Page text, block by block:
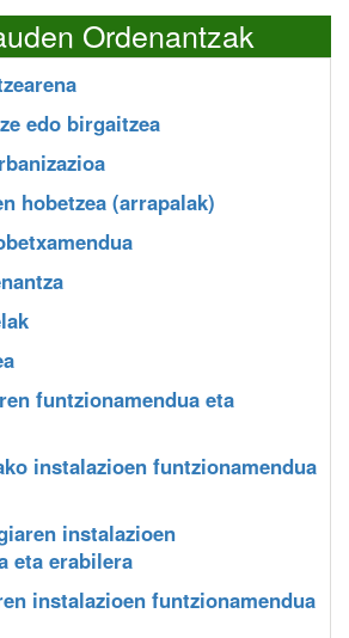
Ordenantzak
edo birgaitzea
hobetzea (arrapalak)
funtzionamendua eta
instalazioen funtzionamendua
instalazioen
eta erabilera
instalazioen funtzionamendua